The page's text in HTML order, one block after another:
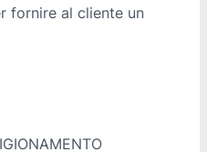
fornire al cliente un